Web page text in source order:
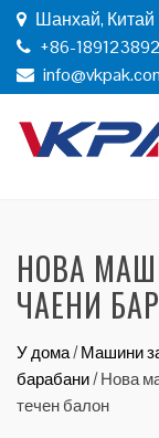
Шанхай, Китай
+86-
НОВА
ЧАЕНИ
У дома/Машини
барабани/Нова
течен балон